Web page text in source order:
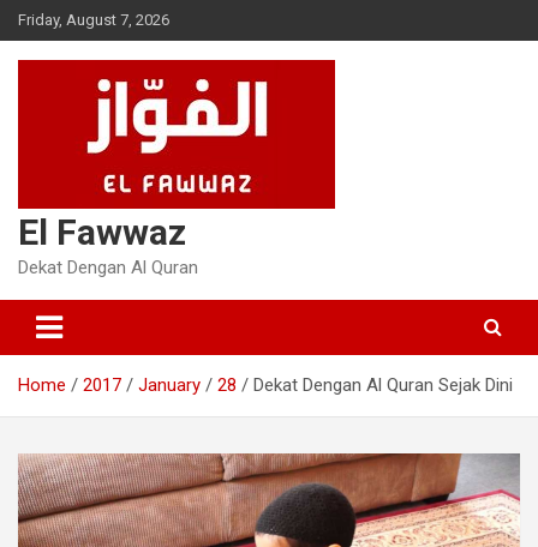
Skip
to
content
Friday, August 7, 2026
El Fawwaz
Dekat Dengan Al Quran
Home 2017 January 28 Dekat Dengan Al Quran Sejak Dini